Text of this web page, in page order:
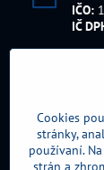
IČO:
IČ
Cookies
stránky,
používaní.
strán a